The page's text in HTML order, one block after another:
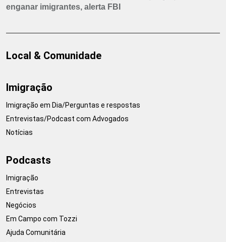
enganar imigrantes, alerta FBI
Local & Comunidade
Imigração
Imigração em Dia/Perguntas e respostas
Entrevistas/Podcast com Advogados
Notícias
Podcasts
Imigração
Entrevistas
Negócios
Em Campo com Tozzi
Ajuda Comunitária